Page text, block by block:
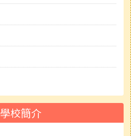
學校簡介